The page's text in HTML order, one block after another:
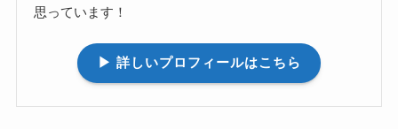
思っています！
▶︎ 詳しいプロフィールはこちら